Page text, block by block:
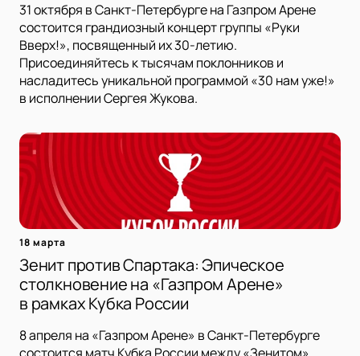
31 октября в Санкт-Петербурге на Газпром Арене
состоится грандиозный концерт группы «Руки
Вверх!», посвященный их 30-летию.
Присоединяйтесь к тысячам поклонников и
насладитесь уникальной программой «30 нам уже!»
в исполнении Сергея Жукова.
18 марта
Зенит против Спартака: Эпическое
столкновение на «Газпром Арене»
в рамках Кубка России
8 апреля на «Газпром Арене» в Санкт-Петербурге